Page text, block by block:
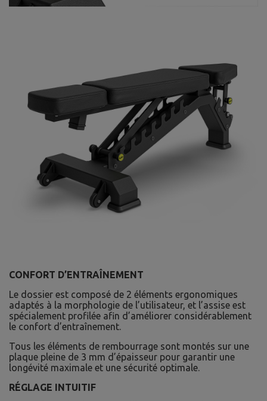
CONFORT D’ENTRAÎNEMENT
Le dossier est composé de 2 éléments ergonomiques
adaptés à la morphologie de l’utilisateur, et l’assise est
spécialement profilée afin d’améliorer considérablement
le confort d’entraînement.
Tous les éléments de rembourrage sont montés sur une
plaque pleine de 3 mm d’épaisseur pour garantir une
longévité maximale et une sécurité optimale.
RÉGLAGE INTUITIF